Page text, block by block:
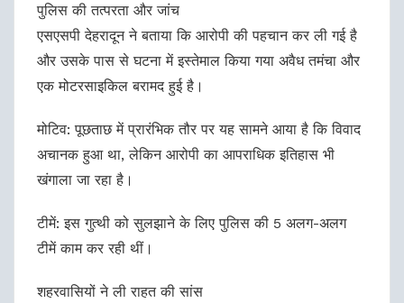
पुलिस की तत्परता और जांच
एसएसपी देहरादून ने बताया कि आरोपी की पहचान कर ली गई है
और उसके पास से घटना में इस्तेमाल किया गया अवैध तमंचा और
एक मोटरसाइकिल बरामद हुई है।
मोटिव: पूछताछ में प्रारंभिक तौर पर यह सामने आया है कि विवाद
अचानक हुआ था, लेकिन आरोपी का आपराधिक इतिहास भी
खंगाला जा रहा है।
टीमें: इस गुत्थी को सुलझाने के लिए पुलिस की 5 अलग-अलग
टीमें काम कर रही थीं।
शहरवासियों ने ली राहत की सांस